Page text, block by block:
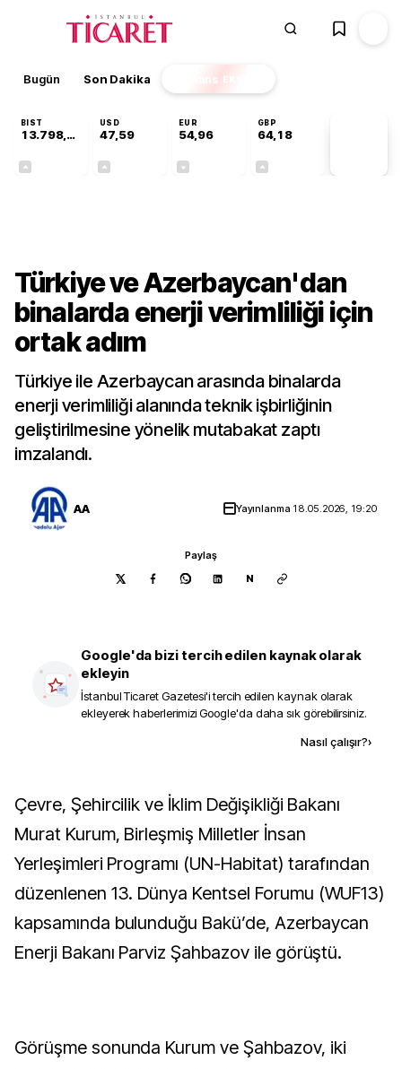
Bugün Son Dakika Finans EKSTRA
BIST
13.798,82
USD
47,59
EUR
54,96
GBP
64,18
Türkiye ve Azerbaycan'dan
binalarda enerji verimliliği için
ortak adım
Türkiye ile Azerbaycan arasında binalarda
enerji verimliliği alanında teknik işbirliğinin
geliştirilmesine yönelik mutabakat zaptı
imzalandı.
AA Yayınlanma 18.05.2026, 19:20
Paylaş
N
Google'da bizi tercih edilen kaynak olarak
ekleyin
İstanbul Ticaret Gazetesi'i tercih edilen kaynak olarak
ekleyerek haberlerimizi Google'da daha sık görebilirsiniz.
Nasıl çalışır?›
Çevre, Şehircilik ve İklim Değişikliği Bakanı
Murat Kurum, Birleşmiş Milletler İnsan
Yerleşimleri Programı (UN-Habitat) tarafından
düzenlenen 13. Dünya Kentsel Forumu (WUF13)
kapsamında bulunduğu Bakü’de, Azerbaycan
Enerji Bakanı Parviz Şahbazov ile görüştü.
Görüşme sonunda Kurum ve Şahbazov, iki